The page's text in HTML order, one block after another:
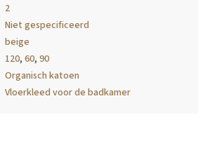
2
Niet gespecificeerd
beige
120, 60, 90
Organisch katoen
Vloerkleed voor de badkamer